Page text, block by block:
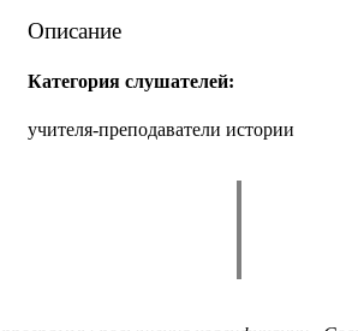
Описание
Категория слушателей:
учителя-преподаватели истории